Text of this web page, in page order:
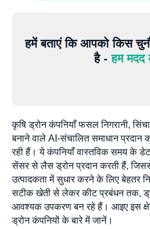
हमें बताएं कि आपको किस
है -हम मदद
कृषि ड्रोन कंपनियाँ फसल निगरानी,
बनाने वाले AI-संचालित समाधान
रही हैं। ये कंपनियाँ वास्तविक समय के
सेंसर से लैस ड्रोन प्रदान करती हैं,
उत्पादकता में सुधार करने के लिए बेहतर
सटीक खेती से लेकर कीट प्रबंधन तक,
आवश्यक उपकरण बन रहे हैं। आइए इस
ड्रोन कंपनियों के बारे में जानें।